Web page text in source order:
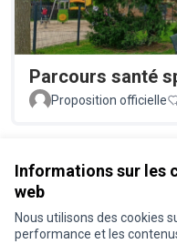
Informations sur les
web
Nous utilisons des cookies
performance et les
Parcours santé
Proposition officielle
Conditions d'utilisation
Paramètres des cookies